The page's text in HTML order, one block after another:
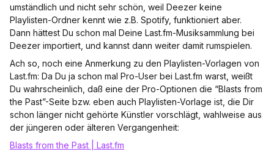
umständlich und nicht sehr schön, weil Deezer keine
Playlisten-Ordner kennt wie z.B. Spotify, funktioniert aber.
Dann hättest Du schon mal Deine Last.fm-Musiksammlung bei
Deezer importiert, und kannst dann weiter damit rumspielen.
Ach so, noch eine Anmerkung zu den Playlisten-Vorlagen von
Last.fm: Da Du ja schon mal Pro-User bei Last.fm warst, weißt
Du wahrscheinlich, daß eine der Pro-Optionen die “Blasts from
the Past”-Seite bzw. eben auch Playlisten-Vorlage ist, die Dir
schon länger nicht gehörte Künstler vorschlägt, wahlweise aus
der jüngeren oder älteren Vergangenheit:
Blasts from the Past | Last.fm